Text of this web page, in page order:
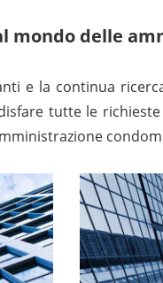
mondo delle
e la continua
tutte le